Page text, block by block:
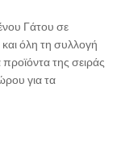
Γάτου σε
όλη τη συλλογή
της σειράς
για τα